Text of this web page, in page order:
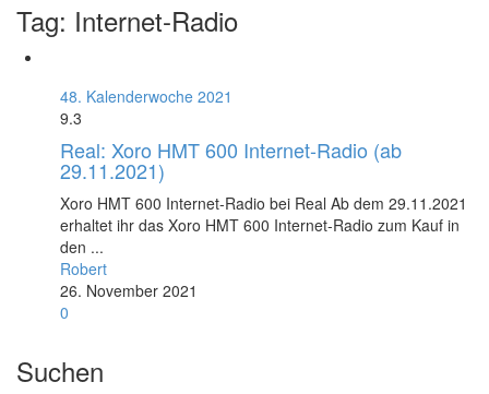
Tag: Internet-Radio
48. Kalenderwoche 2021
9.3
Real: Xoro HMT 600 Internet-Radio (ab
29.11.2021)
Xoro HMT 600 Internet-Radio bei Real Ab dem 29.11.2021
erhaltet ihr das Xoro HMT 600 Internet-Radio zum Kauf in
den ...
Robert
26. November 2021
0
Suchen